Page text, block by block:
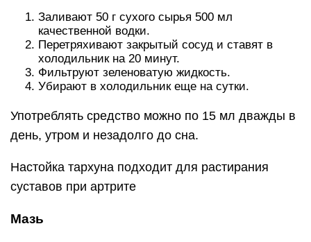
Заливают 50 г сухого сырья 500 мл
качественной водки.
Перетряхивают закрытый сосуд и ставят в
холодильник на 20 минут.
Фильтруют зеленоватую жидкость.
Убирают в холодильник еще на сутки.
Употреблять средство можно по 15 мл дважды в
день, утром и незадолго до сна.
Настойка тархуна подходит для растирания
суставов при артрите
Мазь